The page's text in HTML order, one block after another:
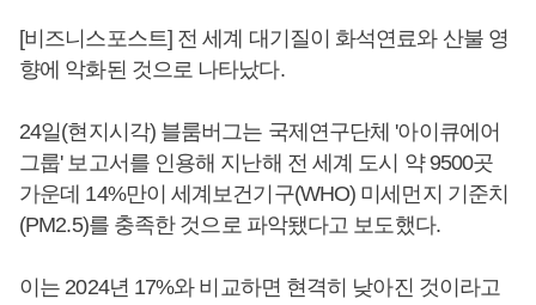
[비즈니스포스트] 전 세계 대기질이 화석연료와 산불 영
향에 악화된 것으로 나타났다.
24일(현지시각) 블룸버그는 국제연구단체 '아이큐에어
그룹' 보고서를 인용해 지난해 전 세계 도시 약 9500곳
가운데 14%만이 세계보건기구(WHO) 미세먼지 기준치
(PM2.5)를 충족한 것으로 파악됐다고 보도했다.
이는 2024년 17%와 비교하면 현격히 낮아진 것이라고